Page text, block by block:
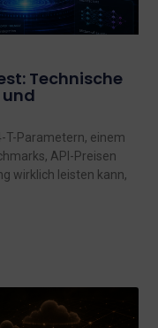
Technische
und
T-Parametern, einem
API-Preisen
wirklich leisten kann,